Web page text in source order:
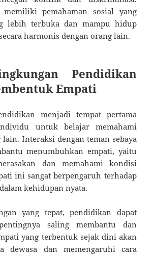
pemahaman sosial yang
lebih terbuka dan mampu hidup
harmonis dengan orang lain.
Pendidikan
Empati
menjadi tempat pertama
untuk belajar memahami
lain. Interaksi dengan teman sebaya
menumbuhkan empati, yaitu
dan memahami kondisi
ini sangat berpengaruh terhadap
kehidupan nyata.
yang tepat, pendidikan dapat
saling membantu dan
yang terbentuk sejak dini akan
dewasa dan memengaruhi cara